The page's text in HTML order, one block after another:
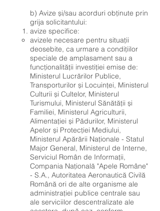
b) Avize și/sau acorduri obținute prin
grija solicitantului:
avize specifice:
avizele necesare pentru situații
deosebite, ca urmare a condițiilor
speciale de amplasament sau a
funcționalității investiției emise de:
Ministerul Lucrărilor Publice,
Transporturilor și Locuinței, Ministerul
Culturii și Cultelor, Ministerul
Turismului, Ministerul Sănătății și
Familiei, Ministerul Agriculturii,
Alimentației și Pădurilor, Ministerul
Apelor și Protecției Mediului,
Ministerul Apărării Naționale - Statul
Major General, Ministerul de Interne,
Serviciul Român de Informații,
Compania Națională "Apele Române"
- S.A., Autoritatea Aeronautică Civilă
Română ori de alte organisme ale
administrației publice centrale sau
ale serviciilor descentralizate ale